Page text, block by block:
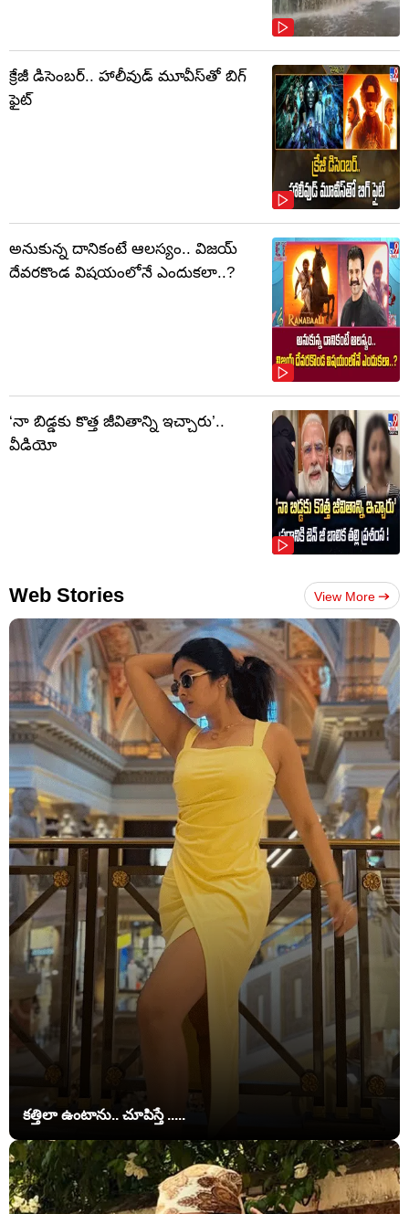
క్రేజీ డిసెంబర్‌.. హాలీవుడ్ మూవీస్‌తో బిగ్
ఫైట్‌
అనుకున్న దానికంటే ఆలస్యం.. విజయ్
దేవరకొండ విషయంలోనే ఎందుకలా..?
‘నా బిడ్డకు కొత్త జీవితాన్ని ఇచ్చారు’..
వీడియో
Web Stories View More
కత్తిలా ఉంటాను.. చూపిస్తే .....